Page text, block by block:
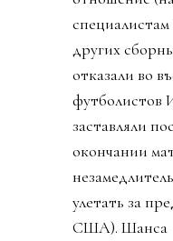
других
отказали во
футболистов
заставляли
окончании
улетать за
США). Шанса